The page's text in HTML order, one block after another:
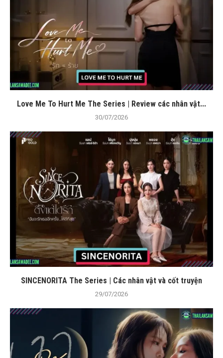
Love Me To Hurt Me The Series | Review các nhân vật...
30/07/2026
SINCENORITA The Series | Các nhân vật và cốt truyện
29/07/2026